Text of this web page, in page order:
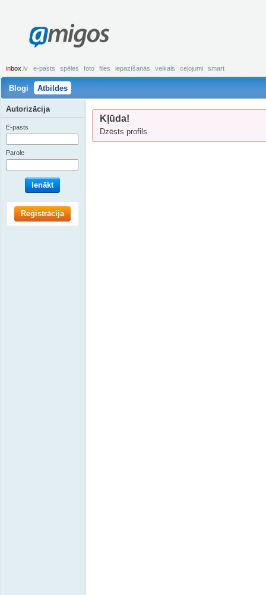
amigos
inbox .lv e-pasts spēles foto files iepazīšanās veikals ceļojumi smart
Blogi Atbildes
Kļūda!
Dzēsts profils
Autorizācija
E-pasts
Parole
Ienākt
Reģistrācija